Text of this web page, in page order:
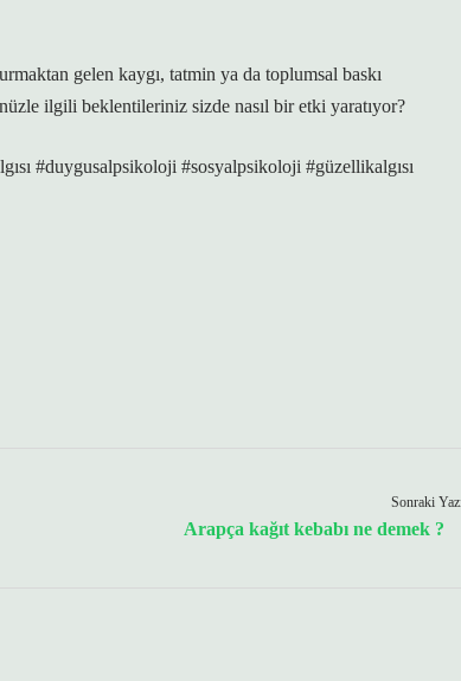
gelen kaygı, tatmin ya da toplumsal baskı
ilgili beklentileriniz sizde nasıl bir etki yaratıyor?
#duygusalpsikoloji #sosyalpsikoloji #güzellikalgısı
Sonraki
Arapça kağıt kebabı ne demek ?